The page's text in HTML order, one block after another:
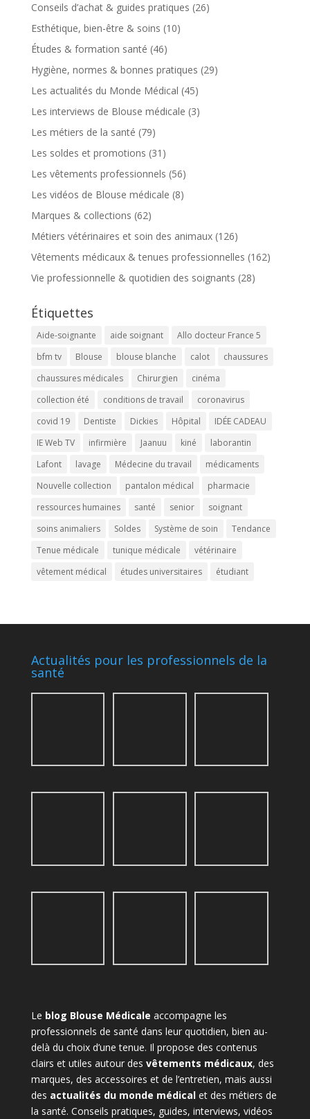
Conseils d’achat & guides pratiques (26)
Esthétique, bien-être & soins (10)
Études & formation santé (46)
Hygiène, normes & bonnes pratiques (29)
Les actualités du Monde Médical (45)
Les interviews de Blouse médicale (3)
Les métiers de la santé (79)
Les soldes et promotions (31)
Les vêtements professionnels (56)
Les vidéos de Blouse médicale (8)
Marques & collections (62)
Métiers vétérinaires et soin des animaux(126)
Vêtements médicaux & tenues professionnelles (162)
Vie professionnelle & quotidien des soignants (28)
Étiquettes
Aide-soignante aide soignant
Allo docteur France 5
bfm tv
Blouse blouse blanche calot
chaussures
chaussures médicales
Chirurgien
cinéma
collection été
conditions de travail
coronavirus
covid 19
Dentiste Dickies Hôpital
IDÉE CADEAU
IE Web TV
infirmière Jaanuu kiné
laborantin
Lafont
lavage Médecine du travail
médicaments
Nouvelle collection
pantalon médical
pharmacie
ressources humaines
santé senior
soignant
soins animaliers
Soldes Système de soin
Tendance
Tenue médicale
tunique médicale
vétérinaire
vêtement médical
études universitaires étudiant
Actualités pour les professionnels de la
santé
Le blog Blouse Médicale accompagne les
professionnels de santé dans leur quotidien, bien au-
delà du choix d’une tenue. Il propose des contenus
clairs et utiles autour des vêtements médicaux, des
marques, des accessoires et de l’entretien, mais aussi
des actualités du monde médicalet des métiers de
la santé. Conseils pratiques, guides, interviews, vidéos